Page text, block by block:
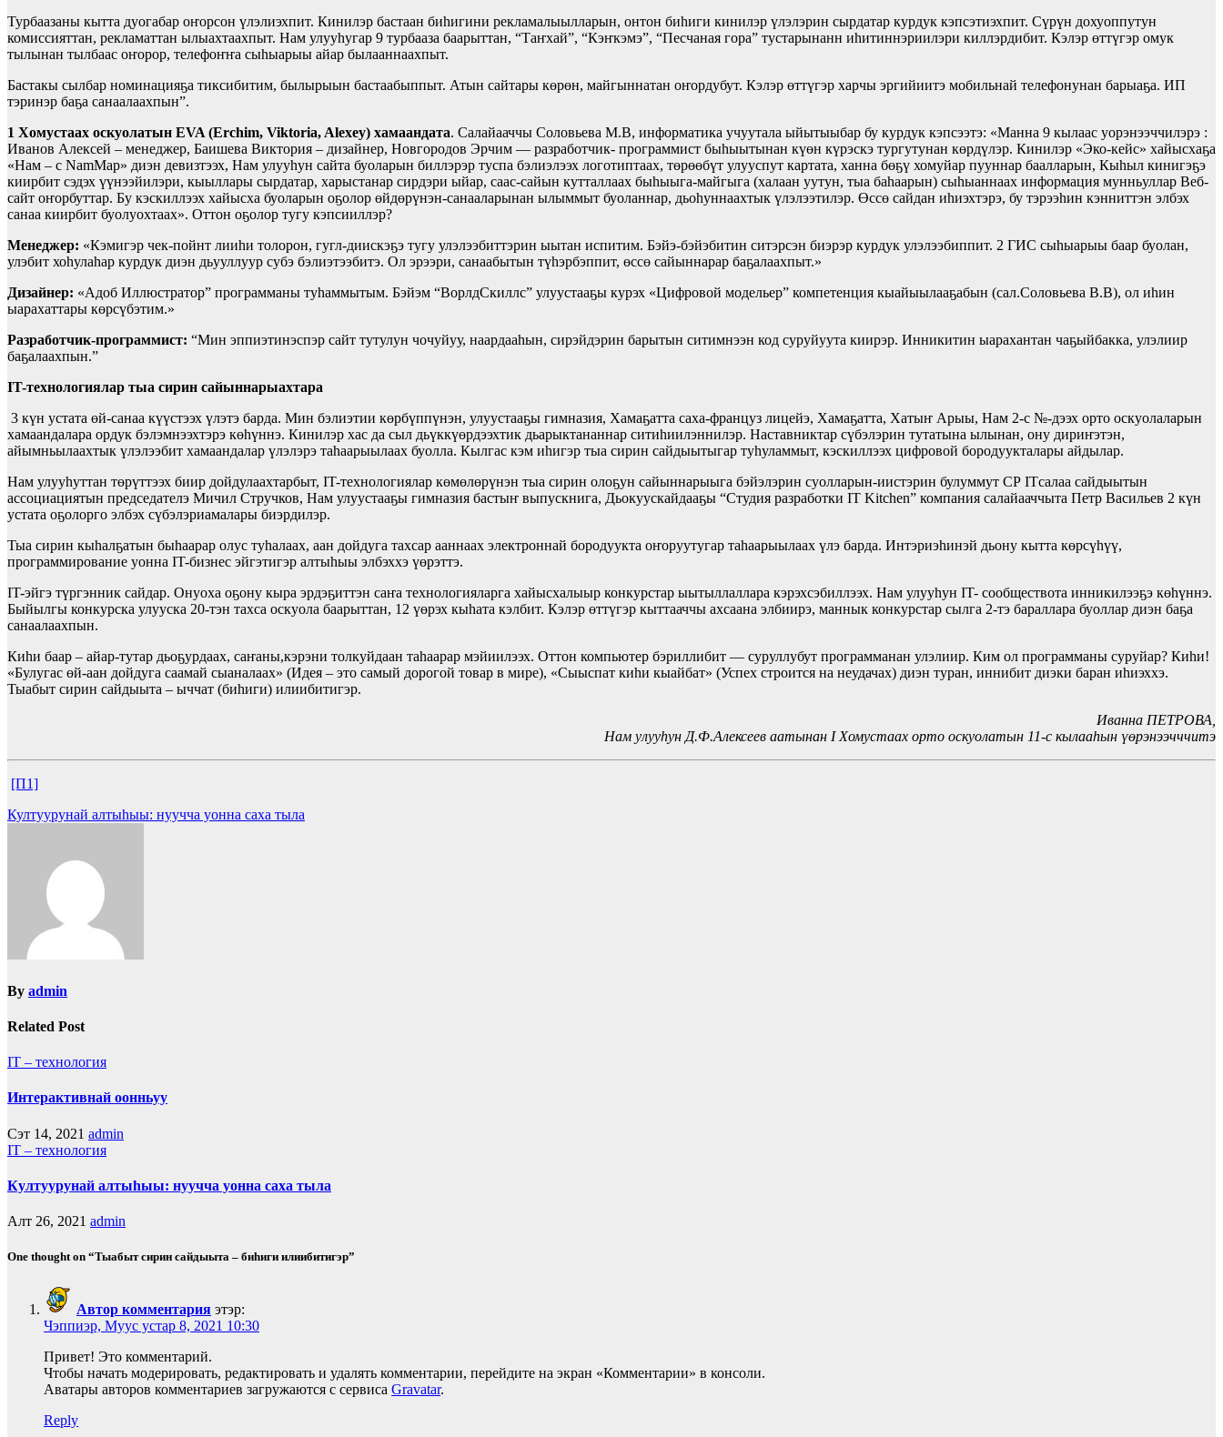
Турбаазаны кытта дуогабар оҥорсон үлэлиэхпит. Кинилэр бастаан биһигини рекламалыылларын, онтон биһиги кинилэр үлэлэрин сырдатар курдук кэпсэтиэхпит. Сүрүн дохуоппутун
комиссияттан, рекламаттан ылыахтаахпыт. Нам улууһугар 9 турбааза баарыттан, “Таҥхай”, “Кэҥкэмэ”, “Песчаная гора” тустарынанн иһитиннэриилэри киллэрдибит. Кэлэр өттүгэр омук
тылынан тылбаас оҥорор, телефоҥҥа сыһыарыы айар былааннаахпыт.
Бастакы сылбар номинацияҕа тиксибитим, былырыын бастаабыппыт. Атын сайтары көрөн, майгыннатан оҥордубут. Кэлэр өттүгэр харчы эргийиитэ мобильнай телефонунан барыаҕа. ИП
тэринэр баҕа санаалаахпын”.
1 Хомустаах оскуолатын EVA(Erchim, Viktoria,Alexey) хамаандата. Салайааччы Соловьева М.В, информатика учуутала ыйытыыбар бу курдук кэпсээтэ: «Манна 9 кылаас уорэнээччилэрэ :
Иванов Алексей – менеджер, Баишева Виктория – дизайнер, Новгородов Эрчим — разработчик- программист быһыытынан күөн күрэскэ тургутунан көрдүлэр. Кинилэр «Эко-кейс» хайысхаҕа
«Нам – с NamMap» диэн девизтээх, Нам улууһун сайта буоларын биллэрэр туспа бэлиэлээх логотиптаах, төрөөбүт улууспут картата, ханна бөҕү хомуйар пууннар баалларын, Кыһыл кинигэҕэ
киирбит сэдэх үүнээйилэри, кыыллары сырдатар, харыстанар сирдэри ыйар, саас-сайын кутталлаах быһыыга-майгыга (халаан уутун, тыа баһаарын) сыһыаннаах информация мунньуллар Веб-
сайт оҥорбуттар. Бу кэскиллээх хайысха буоларын оҕолор өйдөрүнэн-санааларынан ылыммыт буоланнар, дьоһуннаахтык үлэлээтилэр. Өссө сайдан иһиэхтэрэ, бу тэрээһин кэнниттэн элбэх
санаа киирбит буолуохтаах». Оттон оҕолор тугу кэпсииллэр?
Менеджер: «Кэмигэр чек-пойнт лииһи толорон, гугл-диискэҕэ тугу улэлээбиттэрин ыытан испитим. Бэйэ-бэйэбитин ситэрсэн биэрэр курдук улэлээбиппит. 2 ГИС сыһыарыы баар буолан,
улэбит хоһулаһар курдук диэн дьууллуур субэ бэлиэтээбитэ. Ол эрээри, санаабытын түһэрбэппит, өссө сайыннарар баҕалаахпыт.»
Дизайнер: «Адоб Иллюстратор” программаны туһаммытым. Бэйэм “ВорлдСкиллс” улуустааҕы курэх «Цифровой модельер” компетенция кыайыылааҕабын (сал.Соловьева В.В), ол иһин
ыарахаттары көрсүбэтим.»
Разработчик-программист: “Мин эппиэтинэспэр сайт тутулун чочуйуу, наардааһын, сирэйдэрин барытын ситимнээн код суруйуута киирэр. Инникитин ыарахантан чаҕыйбакка, улэлиир
баҕалаахпын.”
IT-технологиялар тыа сирин сайыннарыахтара
3 күн устата өй-санаа күүстээх үлэтэ барда. Мин бэлиэтии көрбүппүнэн, улуустааҕы гимназия, Хамаҕатта саха-француз лицейэ, Хамаҕатта, Хатыҥ Арыы, Нам 2-с №-дээх орто оскуолаларын
хамаандалара ордук бэлэмнээхтэрэ көһүннэ. Кинилэр хас да сыл дьүккүөрдээхтик дьарыктананнар ситиһиилэннилэр. Наставниктар сүбэлэрин тутатына ылынан, ону дириҥэтэн,
айымньылаахтык үлэлээбит хамаандалар үлэлэрэ таһаарыылаах буолла. Кылгас кэм иһигэр тыа сирин сайдыытыгар туһуламмыт, кэскиллээх цифровой бородуукталары айдылар.
Нам улууһуттан төрүттээх биир дойдулаахтарбыт, IT-технологиялар көмөлөрүнэн тыа сирин олоҕун сайыннарыыга бэйэлэрин суолларын-иистэрин булуммут СР ITсалаа сайдыытын
ассоциациятын председателэ Мичил Стручков, Нам улуустааҕы гимназия бастыҥ выпускнига, Дьокуускайдааҕы “Студия разработки IT Kitchen” компания салайааччыта Петр Васильев 2 күн
устата оҕолорго элбэх сүбэлэриамалары биэрдилэр.
Тыа сирин кыһалҕатын быһаарар олус туһалаах, аан дойдуга тахсар ааннаах электроннай бородуукта оҥоруутугар таһаарыылаах үлэ барда. Интэриэһинэй дьону кытта көрсүһүү,
программирование уонна IT-бизнес эйгэтигэр алтыһыы элбэххэ үөрэттэ.
IT-эйгэ түргэнник сайдар. Онуоха оҕону кыра эрдэҕиттэн саҥа технологияларга хайысхалыыр конкурстар ыытыллаллара кэрэхсэбиллээх. Нам улууһун IT- сообществота инникилээҕэ көһүннэ.
Быйылгы конкурска улууска 20-тэн тахса оскуола баарыттан, 12 үөрэх кыһата кэлбит. Кэлэр өттүгэр кыттааччы ахсаана элбиирэ, маннык конкурстар сылга 2-тэ бараллара буоллар диэн баҕа
санаалаахпын.
Киһи баар – айар-тутар дьоҕурдаах, саҥаны,кэрэни толкуйдаан таһаарар мэйиилээх. Оттон компьютер бэриллибит — суруллубут программанан улэлиир. Ким ол программаны суруйар? Киһи!
«Булугас өй-аан дойдуга саамай сыаналаах» (Идея – это самый дорогой товар в мире), «Сыыспат киһи кыайбат» (Успех строится на неудачах) диэн туран, иннибит диэки баран иһиэххэ.
Тыабыт сирин сайдыыта – ыччат (биһиги) илиибитигэр.
Иванна ПЕТРОВА,
Нам улууhyн Д.Ф.Алексеев аатынан I Хомустаах орто оскуолатын 11-с кылааһын үөрэнээчччитэ
[П1]
Суруйуулары
Култуурунай алтыһыы: нуучча уонна саха тыла
By admin
Related Post
IT – технология
Интерактивнай оонньуу
Сэт 14, 2021 admin
IT – технология
Култуурунай алтыһыы: нуучча уонна саха тыла
Алт 26, 2021 admin
One thought on “Тыабыт сирин сайдыыта – биһиги илиибитигэр”
Автор комментария этэр:
Чэппиэр, Муус устар 8, 2021 10:30
Привет! Это комментарий.
Чтобы начать модерировать, редактировать и удалять комментарии, перейдите на экран «Комментарии» в консоли.
Аватары авторов комментариев загружаются с сервиса Gravatar.
Reply